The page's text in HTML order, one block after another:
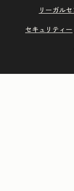
リーガル
セキュリティー